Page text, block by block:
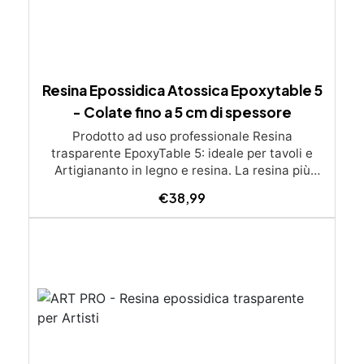
Resina Epossidica Atossica Epoxytable 5
- Colate fino a 5 cm di spessore
Prodotto ad uso professionale Resina
trasparente EpoxyTable 5: ideale per tavoli e
Artigiananto in legno e resina. La resina più
perfetta per colate di alto spessore fino a 5 cm.
Applicazioni Principali: Realizzazione di tavoli in
spessore dentro stampi e cassaforme
Caratteristiche principali: ✅ Bassissima
€38,99